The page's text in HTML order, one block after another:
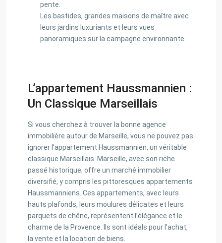
pente.
Les bastides, grandes maisons de maître avec
leurs jardins luxuriants et leurs vues
panoramiques sur la campagne environnante.
L’appartement Haussmannien :
Un Classique Marseillais
Si vous cherchez à trouver la bonne agence
immobilière autour de Marseille, vous ne pouvez pas
ignorer l’appartement Haussmannien, un véritable
classique Marseillais. Marseille, avec son riche
passé historique, offre un marché immobilier
diversifié, y compris les pittoresques appartements
Haussmanniens. Ces appartements, avec leurs
hauts plafonds, leurs moulures délicates et leurs
parquets de chêne, représentent l’élégance et le
charme de la Provence. Ils sont idéals pour l’achat,
la vente et la location de biens.